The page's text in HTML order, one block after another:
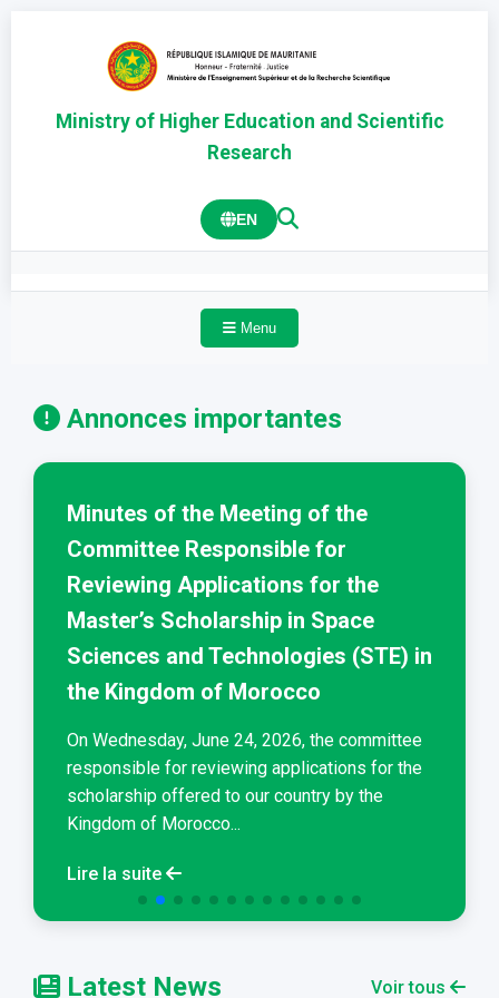
Ministry of Higher Education and Scientific
Research
EN
Menu
Annonces importantes
Minutes of the Meeting of the
Committee Responsible for
Reviewing Applications for the
Master’s Scholarship in Space
Sciences and Technologies (STE) in
the Kingdom of Morocco
On Wednesday, June 24, 2026, the committee
responsible for reviewing applications for the
scholarship offered to our country by the
Kingdom of Morocco...
Lire la suite
Latest News Voir tous